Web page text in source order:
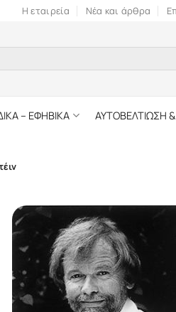
Η εταιρεία Νέα και άρθρα
– ΕΦΗΒΙΚΑ ΑΥΤΟΒΕΛΤΙΩΣΗ